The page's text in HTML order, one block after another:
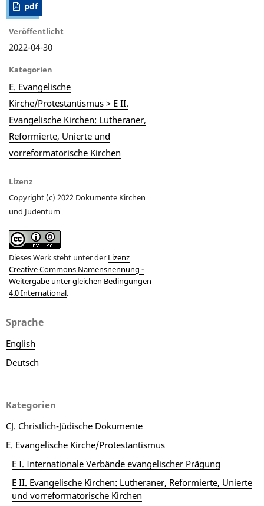
pdf
Veröffentlicht
2022-04-30
Kategorien
E. Evangelische
Kirche/Protestantismus > E II.
Evangelische Kirchen: Lutheraner,
Reformierte, Unierte und
vorreformatorische Kirchen
Lizenz
Copyright (c) 2022 Dokumente Kirchen
und Judentum
Dieses Werk steht unter der Lizenz
Creative Commons Namensnennung -
Weitergabe unter gleichen Bedingungen
4.0 International.
Sprache
English
Deutsch
Kategorien
CJ. Christlich-Jüdische Dokumente
E. Evangelische Kirche/Protestantismus
E I. Internationale Verbände evangelischer Prägung
E II. Evangelische Kirchen: Lutheraner, Reformierte, Unierte
und vorreformatorische Kirchen